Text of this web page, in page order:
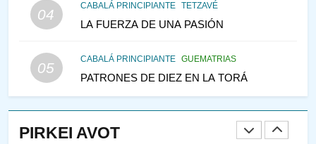
04
CABALÁ PRINCIPIANTE TETZAVÉ
LA FUERZA DE UNA PASIÓN
05
CABALÁ PRINCIPIANTE GUEMATRIAS
PATRONES DE DIEZ EN LA TORÁ
PIRKEI AVOT
1
JASIDUT NIÑOS
2
CONVERSAR CON LA MUJER
A LA LUZ DEL JUDAÍSMO